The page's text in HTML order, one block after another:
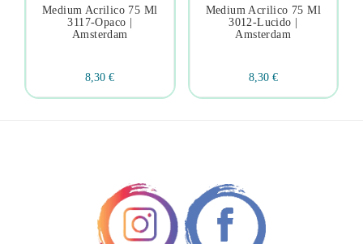
Medium Acrilico 75 Ml
3117-Opaco |
Amsterdam
8,30 €
Medium Acrilico 75 Ml
3012-Lucido |
Amsterdam
8,30 €